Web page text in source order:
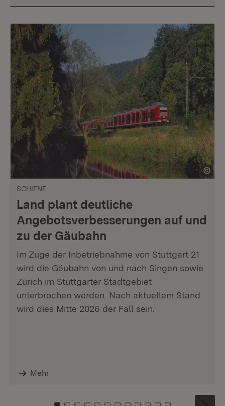
SCHIENE
Land plant deutliche
Angebotsverbesserungen auf und
zu der Gäubahn
Im Zuge der Inbetriebnahme von Stuttgart 21
wird die Gäubahn von und nach Singen sowie
Zürich im Stuttgarter Stadtgebiet
unterbrochen werden. Nach aktuellem Stand
wird dies Mitte 2026 der Fall sein.
Mehr